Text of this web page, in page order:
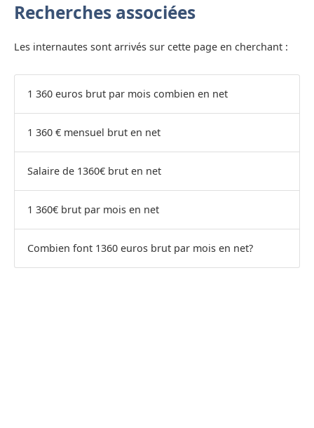
Recherches associées
Les internautes sont arrivés sur cette page en cherchant :
1 360 euros brut par mois combien en net
1 360 € mensuel brut en net
Salaire de 1360€ brut en net
1 360€ brut par mois en net
Combien font 1360 euros brut par mois en net?